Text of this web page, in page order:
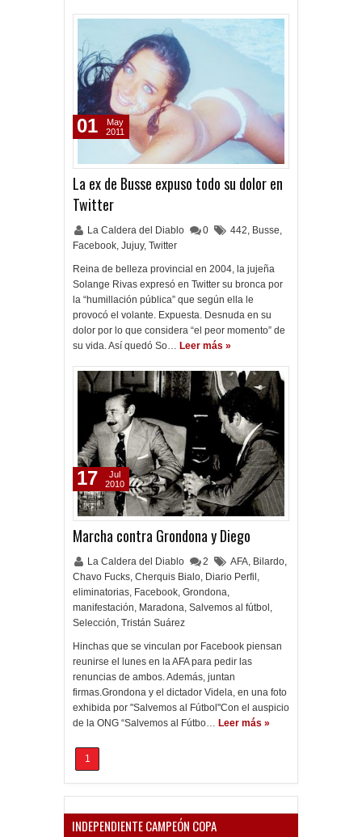
La ex de Busse expuso todo su dolor en
Twitter
La Caldera del Diablo 0 442, Busse,
Facebook, Jujuy, Twitter
Reina de belleza provincial en 2004, la jujeña
Solange Rivas expresó en Twitter su bronca por
la “humillación pública” que según ella le
provocó el volante. Expuesta. Desnuda en su
dolor por lo que considera “el peor momento” de
su vida. Así quedó So… Leer más »
01
May
2011
Marcha contra Grondona y Diego
La Caldera del Diablo 2 AFA, Bilardo,
Chavo Fucks, Cherquis Bialo, Diario Perfil ,
eliminatorias, Facebook, Grondona,
manifestación, Maradona, Salvemos al fútbol ,
Selección, Tristán Suárez
Hinchas que se vinculan por Facebook piensan
reunirse el lunes en la AFA para pedir las
renuncias de ambos. Además, juntan
firmas.Grondona y el dictador Videla, en una foto
exhibida por "Salvemos al Fútbol"Con el auspicio
de la ONG “Salvemos al Fútbo… Leer más »
17
Jul
2010
1
INDEPENDIENTE CAMPEÓN COPA